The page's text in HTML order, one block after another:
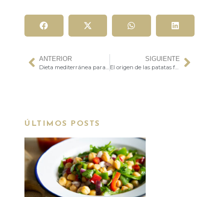
ANTERIOR
Dieta mediterránea para bajar el colesterol LDL
SIGUIENTE
El origen de las patatas fritas: historia, curiosidades y por qué son el snack más consumido del mundo
ÚLTIMOS POSTS